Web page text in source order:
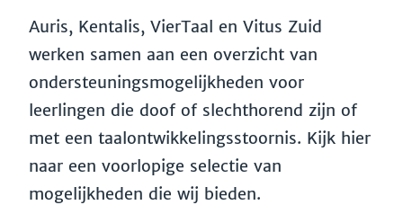
Auris, Kentalis, VierTaal en Vitus Zuid
werken samen aan een overzicht van
ondersteuningsmogelijkheden voor
leerlingen die doof of slechthorend zijn of
met een taalontwikkelingsstoornis. Kijk hier
naar een voorlopige selectie van
mogelijkheden die wij bieden.